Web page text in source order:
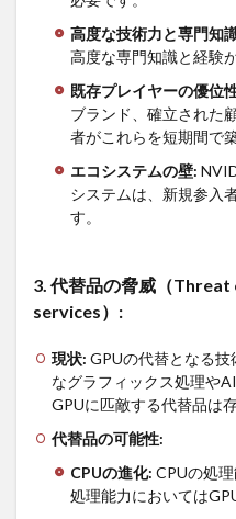
投資
家に
向け
て
NVR,
Inc. のフ
ァイブ
ス分析
（Ticker
4.1
ネス
4.2
ファ
イブ
フォ
分析
高度な技術力と専門知
高度な専門知識と経験
既存プレイヤーの優位
ブランド、確立された
者がこれらを短期間で
エコシステムの壁:
システムは、新規参入
す。
3. 代替品の脅威（Threat
services） :
現状: GPUの代替となる
なグラフィックス処理や
GPUに匹敵する代替品は
代替品の可能性:
CPUの進化: CPUの処
処理能力においては